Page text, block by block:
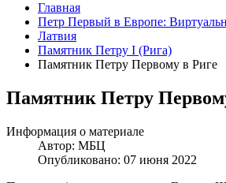
Главная
Петр Первый в Европе:
Латвия
Памятник Петру I (Рига)
Памятник Петру Первому в Риге
Памятник Петру
Информация о материале
Автор: МБЦ
Опубликовано: 07 июня 2022